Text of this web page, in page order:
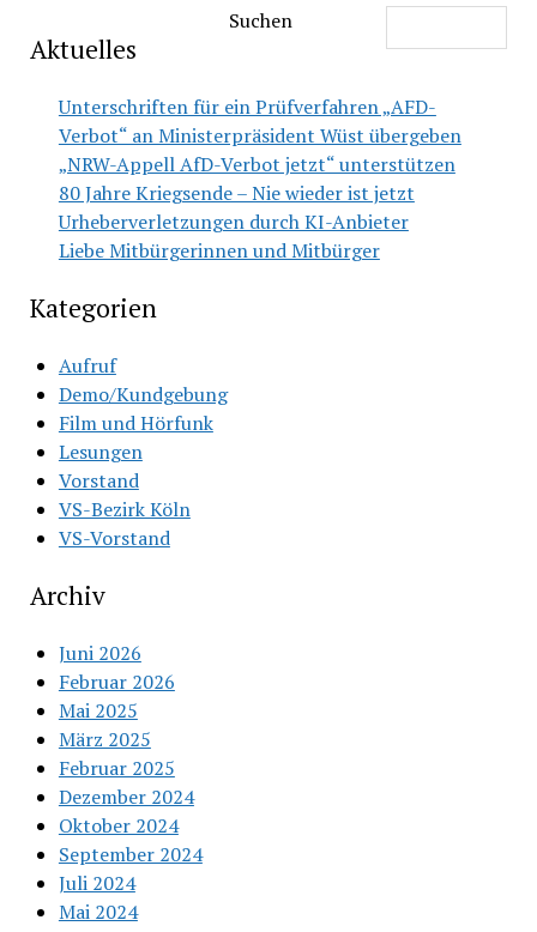
Suchen
Aktuelles
Unterschriften für ein Prüfverfahren „AFD-
Verbot“ an Ministerpräsident Wüst übergeben
„NRW-Appell AfD-Verbot jetzt“ unterstützen
80 Jahre Kriegsende – Nie wieder ist jetzt
Urheberverletzungen durch KI-Anbieter
Liebe Mitbürgerinnen und Mitbürger
Kategorien
Aufruf
Demo/Kundgebung
Film und Hörfunk
Lesungen
Vorstand
VS-Bezirk Köln
VS-Vorstand
Archiv
Juni 2026
Februar 2026
Mai 2025
März 2025
Februar 2025
Dezember 2024
Oktober 2024
September 2024
Juli 2024
Mai 2024